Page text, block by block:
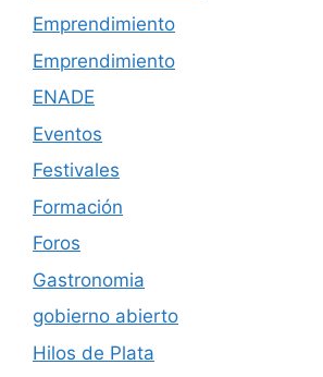
Emprendimiento
Emprendimiento
ENADE
Eventos
Festivales
Formación
Foros
Gastronomia
gobierno abierto
Hilos de Plata